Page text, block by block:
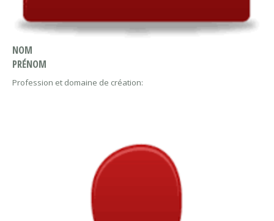
NOM
PRÉNOM
Profession et domaine de création: